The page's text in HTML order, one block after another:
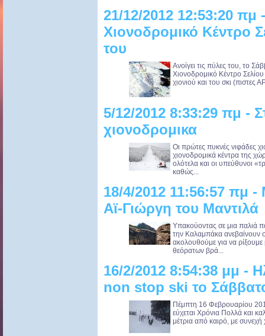
21/12/2012 12:53:20 πμ
Χιονοδρομικό Κέντρο
του
Ανοίγει τις πύλες του, το
Χιονοδρομικό Κέντρο
χιονιού και του σκι (πιστες
5/12/2012 8:33:29 πμ -
χιονοδρομικα
Οι πρώτες πυκνές νιφάδες
χιονοδρομικά κέντρα της
ολότελα και οι υπεύθυνοι
καθώς...
18/4/2012 11:56:57 πμ
Αϊ-Γιώργη του Μαντιλά
Υπακούοντας σε μια παλιά
την Καλαμπάκα ανεβαίνουν
ακολουθούμε για να
θεόρατων βρά...
16/2/2012 8:54:38 μμ -
non stop ski το
Πέμπτη 16 Φεβρουαρίου
εύχεται Χρόνια Πολλά και
μέτρια από καιρό, με